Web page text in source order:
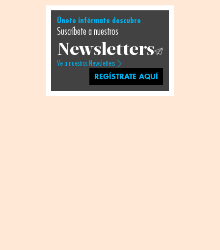
Únete infórmate descubre
Suscríbete a nuestros
Newsletters
Ve a nuestros Newsletters
REGÍSTRATE AQUÍ